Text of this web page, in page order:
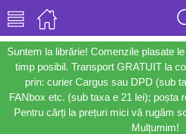
Suntem la librărie! Comenzile plasate
timp posibil. Transport GRATUIT la
prin: curier Cargus sau DPD (sub
FANbox etc. (sub taxa e 21 lei); poșta
Pentru cărți la prețuri mici vă rugăm
Mulțumim!